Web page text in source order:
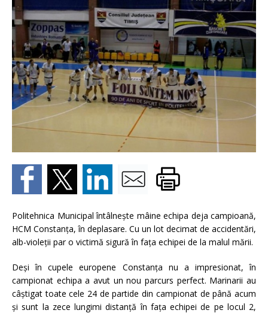
Politehnica Municipal întâlneşte mâine echipa deja campioană,
HCM Constanţa, în deplasare. Cu un lot decimat de accidentări,
alb-violeţii par o victimă sigură în faţa echipei de la malul mării.
Deşi în cupele europene Constanţa nu a impresionat, în
campionat echipa a avut un nou parcurs perfect. Marinarii au
câştigat toate cele 24 de partide din campionat de până acum
şi sunt la zece lungimi distanţă în faţa echipei de pe locul 2,